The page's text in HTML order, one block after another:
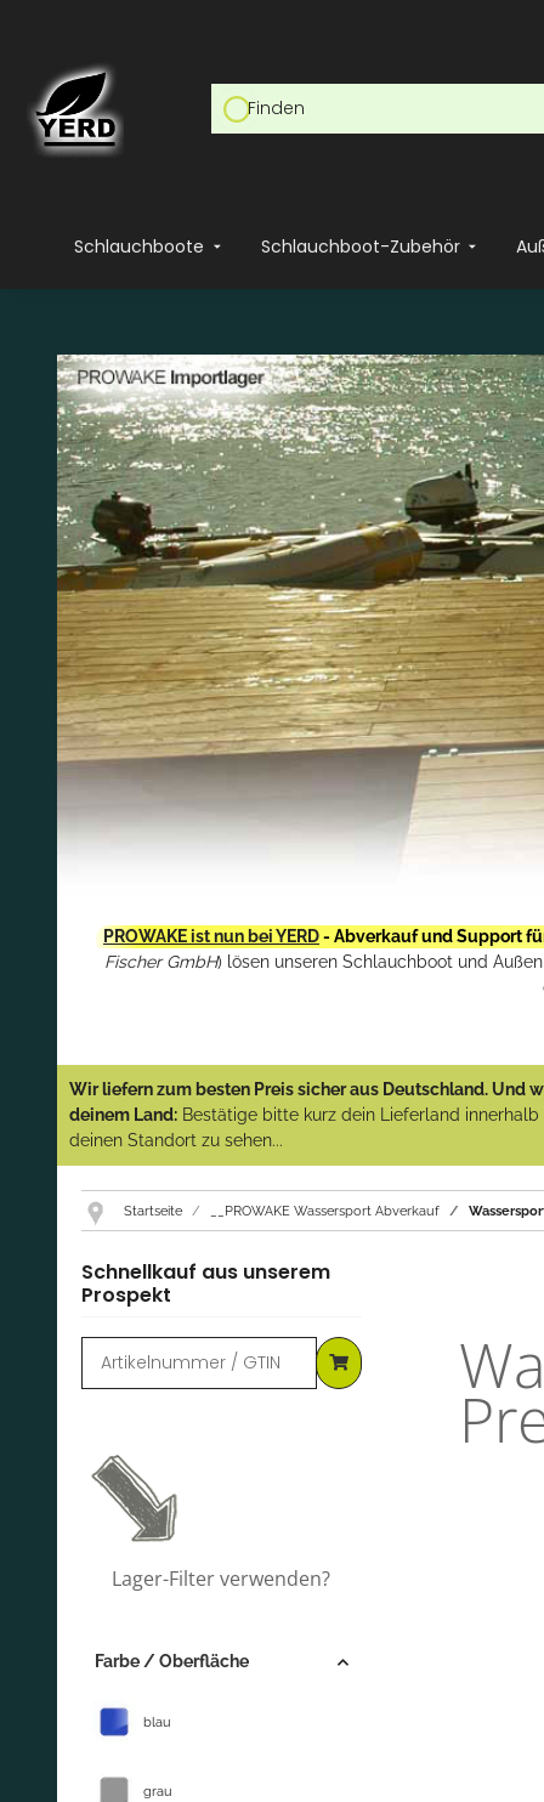
Schlauchboote Schlauchboot-Zubehör
PROWAKE ist nun bei YERD- Abverkauf und Support
Fischer GmbH) lösen unseren Schlauchboot und
Wir liefern zum besten Preis sicher aus Deutschland. Und
deinem Land: Bestätige bitte kurz dein Lieferland
deinen Standort zu sehen...
Startseite __PROWAKE Wassersport Abverkauf
Schnellkauf aus unserem
Prospekt
Lager-Filter verwenden?
Farbe / Oberfläche
blau
grau